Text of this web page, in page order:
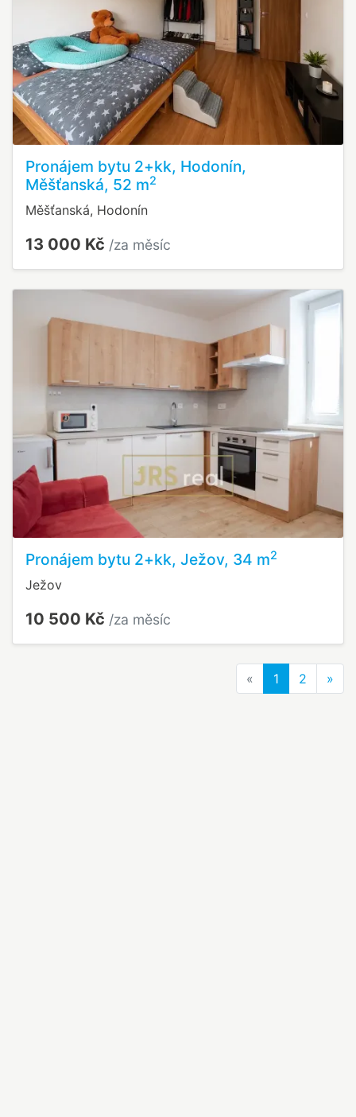
Pronájem bytu 2+kk, Hodonín,
Měšťanská, 52 m2
Měšťanská, Hodonín
13 000 Kč /za měsíc
Pronájem bytu 2+kk, Ježov, 34 m2
Ježov
10 500 Kč /za měsíc
« Previous
1 2 »